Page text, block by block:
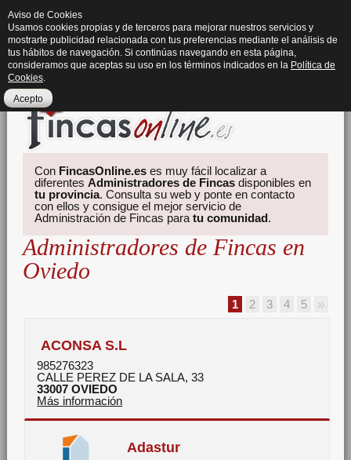
Con FincasOnline.es es muy fácil localizar a
diferentesAdministradores de Fincas disponibles en
tu provincia. Consulta su web y ponte en contacto
con ellos y consigue el mejor servicio de
Administración de Fincas paratu comunidad.
Administradores de Fincas en
Oviedo
1 2 3 4 5
ACONSA S.L
985276323
CALLE PEREZ DE LA SALA, 33
33007 OVIEDO
Más información
Adastur
Aviso de Cookies
Usamos cookies propias y de terceros para mejorar nuestros servicios y
mostrarte publicidad relacionada con tus preferencias mediante el análisis de
tus hábitos de navegación. Si continúas navegando en esta página,
consideramos que aceptas su uso en los términos indicados en la Política de
Cookies.
Acepto